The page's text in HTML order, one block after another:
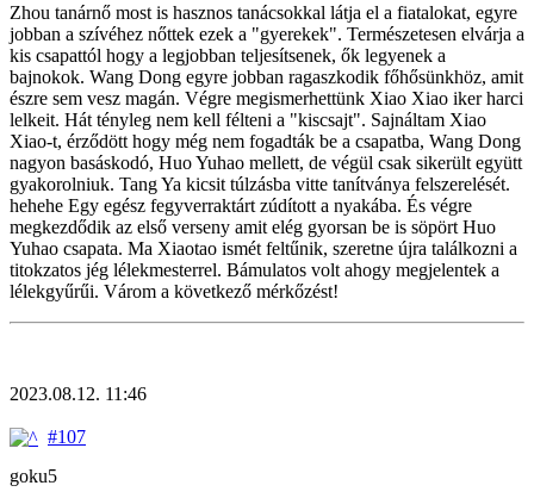
Zhou tanárnő most is hasznos tanácsokkal látja el a fiatalokat, egyre
jobban a szívéhez nőttek ezek a "gyerekek". Természetesen elvárja a
kis csapattól hogy a legjobban teljesítsenek, ők legyenek a
bajnokok. Wang Dong egyre jobban ragaszkodik főhősünkhöz, amit
észre sem vesz magán. Végre megismerhettünk Xiao Xiao iker harci
lelkeit. Hát tényleg nem kell félteni a "kiscsajt". Sajnáltam Xiao
Xiao-t, érződött hogy még nem fogadták be a csapatba, Wang Dong
nagyon basáskodó, Huo Yuhao mellett, de végül csak sikerült együtt
gyakorolniuk. Tang Ya kicsit túlzásba vitte tanítványa felszerelését.
hehehe Egy egész fegyverraktárt zúdított a nyakába. És végre
megkezdődik az első verseny amit elég gyorsan be is söpört Huo
Yuhao csapata. Ma Xiaotao ismét feltűnik, szeretne újra találkozni a
titokzatos jég lélekmesterrel. Bámulatos volt ahogy megjelentek a
lélekgyűrűi. Várom a következő mérkőzést!
2023.08.12. 11:46
#107
goku5